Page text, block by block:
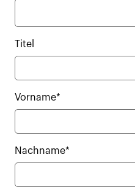
Titel
Vorname*
Nachname*